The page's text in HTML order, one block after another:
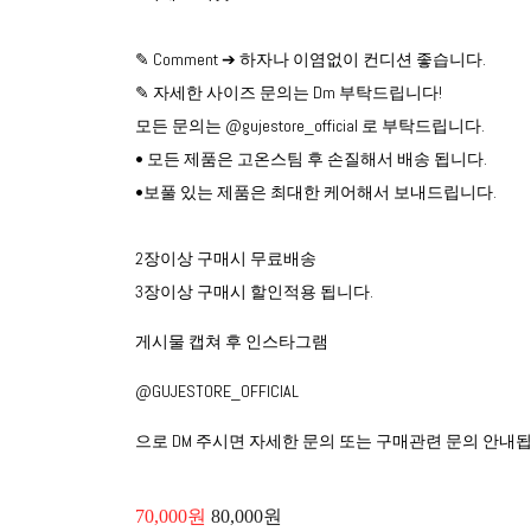
✎ Comment ➔ 하자나 이염없이 컨디션 좋습니다.
✎ 자세한 사이즈 문의는 Dm 부탁드립니다!
모든 문의는 @gujestore_official 로 부탁드립니다.
• 모든 제품은 고온스팀 후 손질해서 배송 됩니다.
•보풀 있는 제품은 최대한 케어해서 보내드립니다.
2장이상 구매시 무료배송
3장이상 구매시 할인적용 됩니다.
게시물 캡쳐 후 인스타그램
@GUJESTORE_OFFICIAL
으로 DM 주시면 자세한 문의 또는 구매관련 문의 안내
70,000원80,000원